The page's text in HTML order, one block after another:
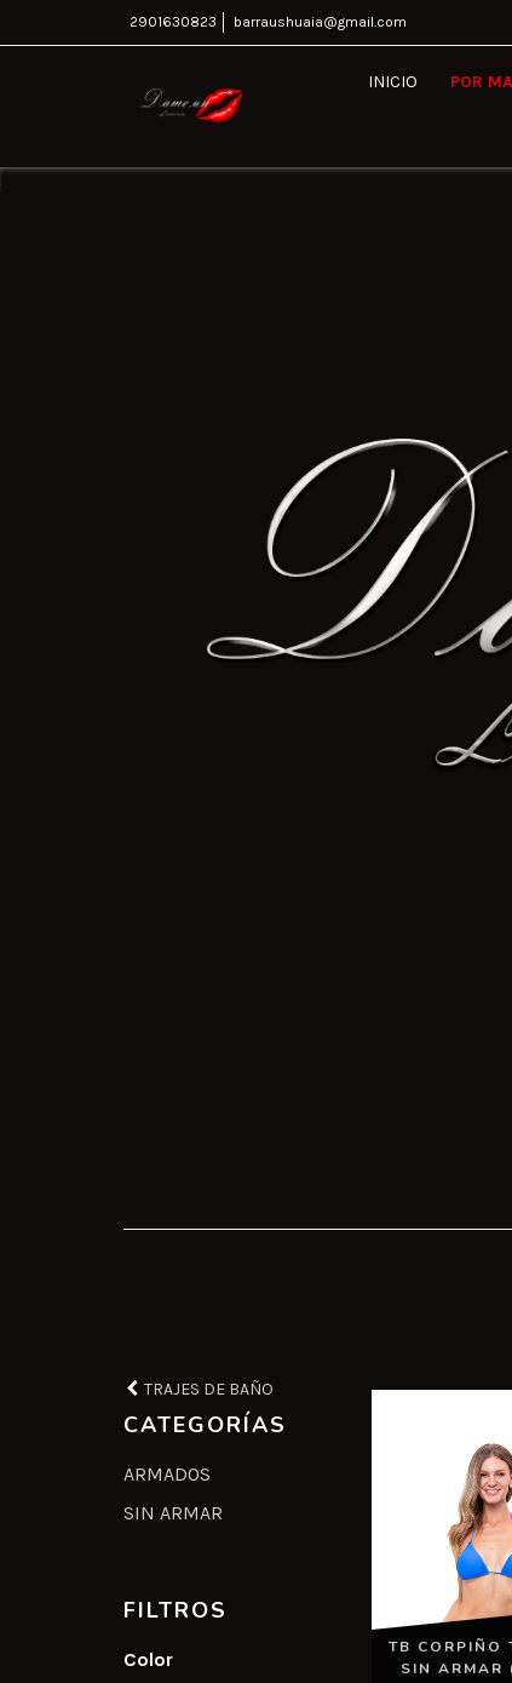
2901630823 barraushuaia@gmail.com
INICIO POR
TRAJES DE BAÑO
CATEGORÍAS
ARMADOS
SIN ARMAR
FILTROS
Color
TB CORPIÑO
SIN ARMAR